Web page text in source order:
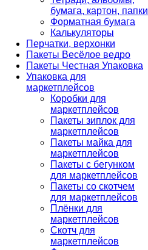
бумага, картон, папки
Форматная бумага
Калькуляторы
Перчатки, верхонки
Пакеты Весёлое ведро
Пакеты Честная Упаковка
Упаковка для
маркетплейсов
Коробки для
маркетплейсов
Пакеты зиплок для
маркетплейсов
Пакеты майка для
маркетплейсов
Пакеты с бегунком
для маркетплейсов
Пакеты со скотчем
для маркетплейсов
Плёнки для
маркетплейсов
Скотч для
маркетплейсов